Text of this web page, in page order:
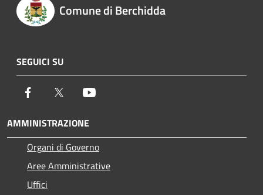
Comune di Berchidda
SEGUICI SU
Facebook Twitter
AMMINISTRAZIONE
Organi di Governo
Aree Amministrative
Uffici